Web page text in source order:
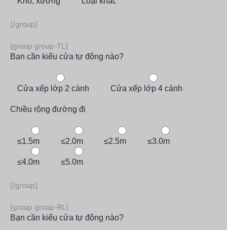
[/group]
[group group-TL]
Bạn cần kiểu cửa tự động nào?
Cửa xếp lớp 2 cánh Cửa xếp lớp 4 cánh
Chiều rộng đường đi
≤1.5m ≤2.0m ≤2.5m ≤3.0m
≤4.0m ≤5.0m
[/group]
[group group-RL]
Bạn cần kiểu cửa tự động nào?